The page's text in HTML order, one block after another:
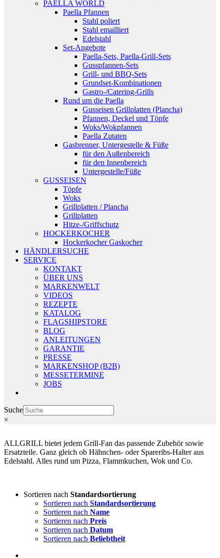
PAELLA WORLD
Paella Pfannen
Stahl poliert
Stahl emailliert
Edelstahl
Set-Angebote
Paella-Sets, Paella-Grill-Sets
Gusspfannen-Sets
Grill- und BBQ-Sets
Grundset-Kombinationen
Gastro-/Catering-Grills
Rund um die Paella
Gusseisen Grillplatten (Plancha)
Pfannen, Deckel und Töpfe
Woks/Wokpfannen
Paella Zutaten
Gasbrenner, Untergestelle & Füße
für den Außenbereich
für den Innenbereich
Untergestelle/Füße
GUSSEISEN
Töpfe
Woks
Grillplatten / Plancha
Grillplatten
Hitze-/Griffschutz
HOCKERKOCHER
Hockerkocher Gaskocher
HÄNDLERSUCHE
SERVICE
KONTAKT
ÜBER UNS
MARKENWELT
VIDEOS
REZEPTE
KATALOG
FLAGSHIPSTORE
BLOG
ANLEITUNGEN
GARANTIE
PRESSE
MARKENSHOP (B2B)
MESSETERMINE
JOBS
Suche
×
ALLGRILL bietet jedem Grill-Fan das passende Zubehör sowie
Ersatzteile. Ganz gleich ob Hähnchen- oder Spareribs-Halter aus
Edelstahl. Alles rund um Pizza, Flammkuchen, Wok und Co.
Sortieren nach Standardsortierung
Sortieren nach Standardsortierung
Sortieren nach Name
Sortieren nach Preis
Sortieren nach Datum
Sortieren nach Beliebtheit